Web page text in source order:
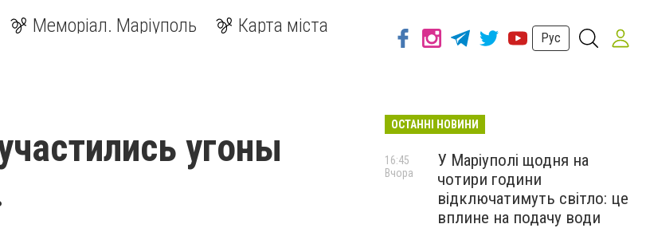
Меморіал. Маріуполь Карта міста
Рус
угоны
ОСТАННІ НОВИНИ
У Маріуполі щодня на
чотири години
відключатимуть світло: це
вплине на подачу води
16:45
Вчора